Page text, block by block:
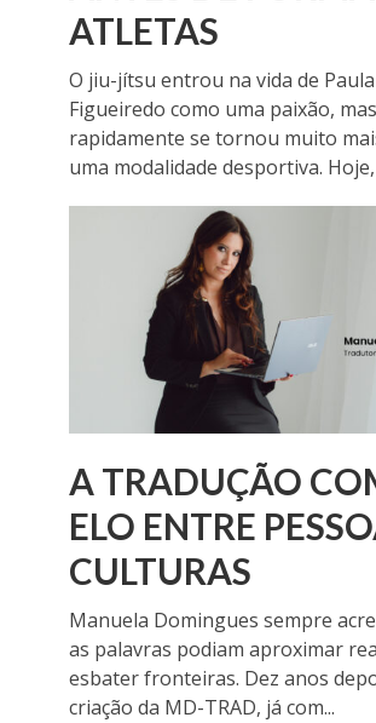
ATLETAS
O jiu-jítsu entrou na vida de Paula
Figueiredo como uma paixão, mas
rapidamente se tornou muito
uma modalidade desportiva.
A TRADUÇÃO
ELO ENTRE
CULTURAS
Manuela Domingues sempre
as palavras podiam aproximar
esbater fronteiras. Dez anos
criação da MD-TRAD, já com...